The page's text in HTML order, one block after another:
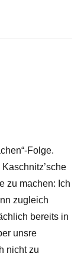
Folge.
zu machen: Ich
zugleich
bereits in
unsre
nicht zu